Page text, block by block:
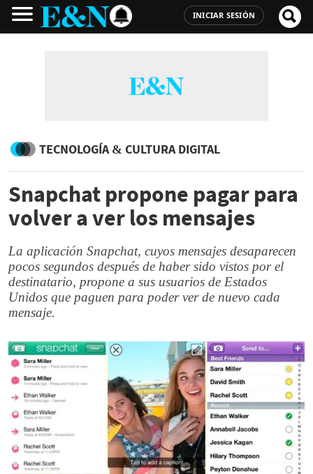
INICIAR SESIÓN
TECNOLOGÍA & CULTURA DIGITAL
Snapchat propone pagar para
volver a ver los mensajes
La aplicación Snapchat, cuyos mensajes desaparecen
pocos segundos después de haber sido vistos por el
destinatario, propone a sus usuarios de Estados
Unidos que paguen para poder ver de nuevo cada
mensaje.